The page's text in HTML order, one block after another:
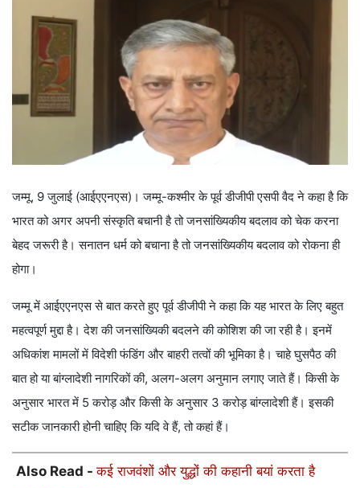
जम्मू, 9 जुलाई (आईएएनएस)। जम्मू-कश्मीर के पूर्व डीजीपी एसपी वैद ने कहा है कि
भारत को अगर अपनी संस्कृति बचानी है तो जनसांख्यिकीय बदलाव को चेक करना
बेहद जरूरी है। सनातन धर्म को बचाना है तो जनसांख्यिकीय बदलाव को रोकना ही
होगा।
जम्मू में आईएएनएस से बात करते हुए पूर्व डीजीपी ने कहा कि यह भारत के लिए बहुत
महत्वपूर्ण मुद्दा है। देश की जनसांख्यिकी बदलने की कोशिश की जा रही है। इनमें
अधिकांश मामलों में विदेशी फंडिंग और बाहरी तत्वों की भूमिका है। चाहे घुसपैठ की
बात हो या बांग्लादेशी नागरिकों की, अलग-अलग अनुमान लगाए जाते हैं। किसी के
अनुसार भारत में 5 करोड़ और किसी के अनुसार 3 करोड़ बांग्लादेशी हैं। इसकी
सटीक जानकारी होनी चाहिए कि यदि वे हैं, तो कहां हैं।
Also Read -कई राजवंशों और युद्धों की कहानी बयां करता है